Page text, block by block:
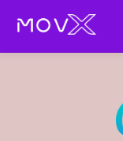
content